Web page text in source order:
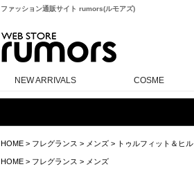
ファッション通販サイト rumors(ルモアズ)
NEW ARRIVALS COSME
HOME> フレグランス > メンズ> トゥルフィット＆ヒル
HOME> フレグランス > メンズ